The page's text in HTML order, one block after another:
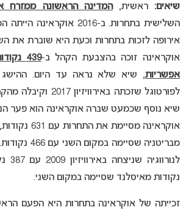
שיאים:ראשית,המדינה הראשונה ממזרח
השלישית בתחרות. ב-2016
אירופה לזכות בתחרות וכעת היא שוברת את
אוקראינה זוכה בהצבעת הקהל ב-
אפשריות, שיא שלא נראה עד היום. ההישג
שיא נוסף שכמעט שברה אוקראינה הוא פער
מבריטניה
נקודות מאיסלנד שסיימה במקום השני.